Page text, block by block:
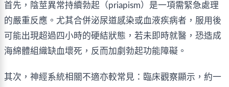
首先，陰莖異常持續勃起（priapism）是一項需緊急處理
的嚴重反應。尤其合併泌尿道感染或血液疾病者，服用後
可能出現超過四小時的硬結狀態，若未即時就醫，恐造成
海綿體組織缺血壞死，反而加劇勃起功能障礙。
其次，神經系統相關不適亦較常見：臨床觀察顯示，約一